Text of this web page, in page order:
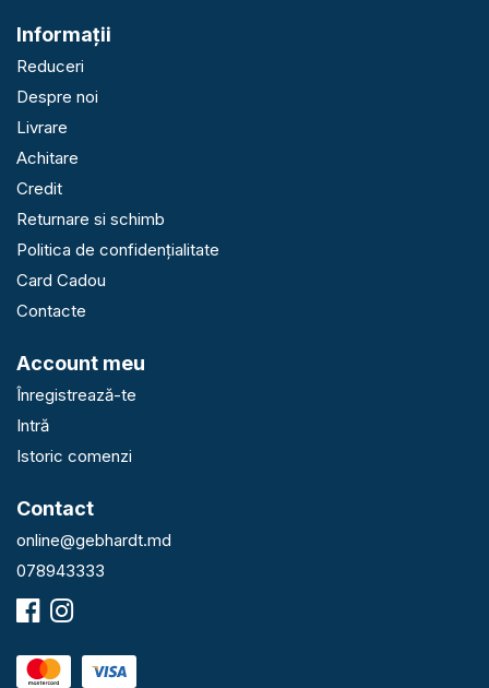
Informaţii
Reduceri
Despre noi
Livrare
Achitare
Credit
Returnare si schimb
Politica de confidențialitate
Card Cadou
Contacte
Account meu
Înregistrează-te
Intră
Istoric comenzi
Contact
online@gebhardt.md
078943333